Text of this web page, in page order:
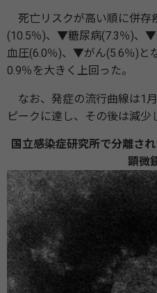
死亡リスクが高い順に併存
(10.5％)、▼糖尿病(7.3％)、
血圧(6.0％)、▼がん(5.6％)と
0.9％を大きく上回った。
なお、発症の流行曲線は1
ピークに達し、その後は減少
国立感染症研究所で分離さ
顕微